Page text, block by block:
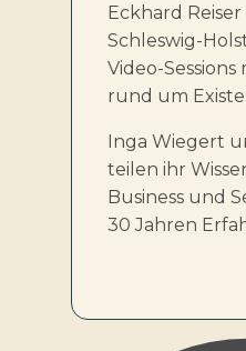
Eckhard
Schleswig-
Video-
rund um
Inga Wiegert
teilen ihr
Business und
30 Jahren